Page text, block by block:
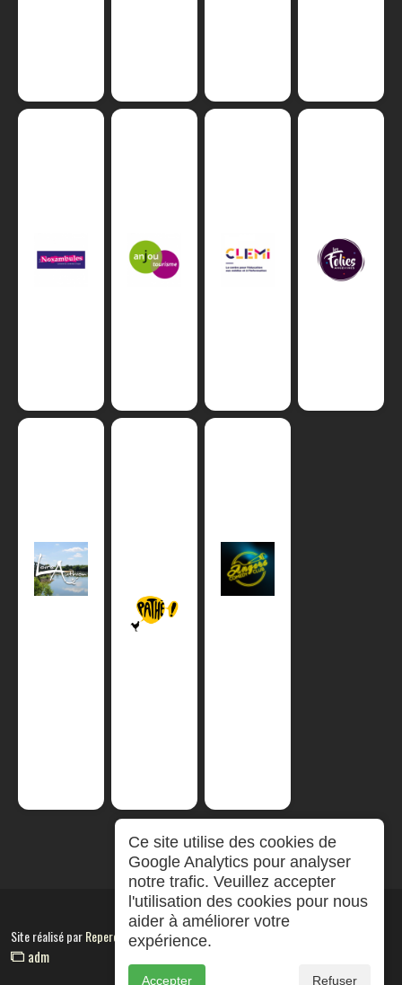
Site réalisé parRepereCom
adm
Ce site utilise des cookies de
Google Analytics pour analyser
notre trafic. Veuillez accepter
l'utilisation des cookies pour nous
aider à améliorer votre
expérience.
Accepter Refuser